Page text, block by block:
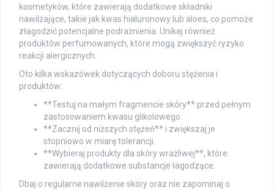
kosmetyków, które zawierają dodatkowe składniki
nawilżające, takie jak kwas hialuronowy lub aloes, co pomoże
złagodzić potencjalne podrażnienia. Unikaj również
produktów perfumowanych, które mogą zwiększyć ryzyko
reakcji alergicznych.
Oto kilka wskazówek dotyczących doboru stężenia i
produktów:
**Testuj na małym fragmencie skóry** przed pełnym
zastosowaniem kwasu glikolowego.
**Zacznij od niższych stężeń** i zwiększaj je
stopniowo w miarę tolerancji.
**Wybieraj produkty dla skóry wrażliwej**, które
zawierają dodatkowe substancje łagodzące.
Dbaj o regularne nawilżenie skóry oraz nie zapominaj o